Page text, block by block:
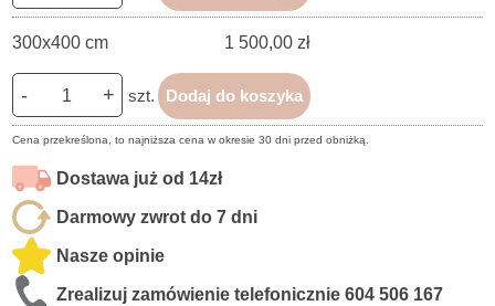
300x400 cm 1 500,00 zł
- + szt. Dodaj do koszyka
Cena przekreślona, to najniższa cena w okresie 30 dni przed obniżką.
Dostawa już od 14zł
Darmowy zwrot do 7 dni
Nasze opinie
Zrealizuj zamówienie telefonicznie604 506 167